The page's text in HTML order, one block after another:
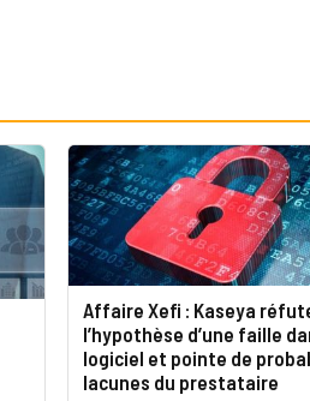
Affaire Xefi : Kaseya
l’hypothèse d’une faille
logiciel et pointe de
lacunes du prestataire